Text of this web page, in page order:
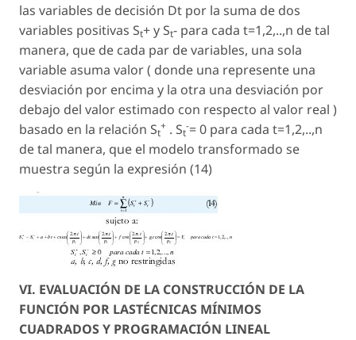
las variables de decisión Dt por la suma de dos
variables positivas St+ y St- para cada t=1,2,..,n de tal
manera, que de cada par de variables, una sola
variable asuma valor ( donde una represente una
desviación por encima y la otra una desviación por
debajo del valor estimado con respecto al valor real )
basado en la relación St
+ . St
-= 0 para cada t=1,2,..,n
de tal manera, que el modelo transformado se
muestra según la expresión (14)
VI. EVALUACIÓN DE LA CONSTRUCCIÓN DE LA
FUNCIÓN POR LASTÉCNICAS MÍNIMOS
CUADRADOS Y PROGRAMACIÓN LINEAL